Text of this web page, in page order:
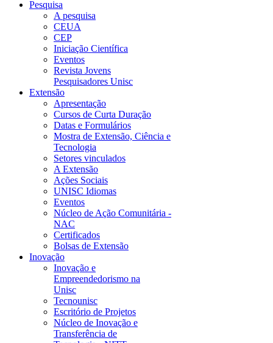
Pesquisa
A pesquisa
CEUA
CEP
Iniciação Científica
Eventos
Revista Jovens
Pesquisadores Unisc
Extensão
Apresentação
Cursos de Curta Duração
Datas e Formulários
Mostra de Extensão, Ciência e
Tecnologia
Setores vinculados
A Extensão
Ações Sociais
UNISC Idiomas
Eventos
Núcleo de Ação Comunitária -
NAC
Certificados
Bolsas de Extensão
Inovação
Inovação e
Empreendedorismo na
Unisc
Tecnounisc
Escritório de Projetos
Núcleo de Inovação e
Transferência de